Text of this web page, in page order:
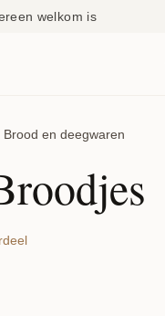
welkom is
Brood en deegwaren